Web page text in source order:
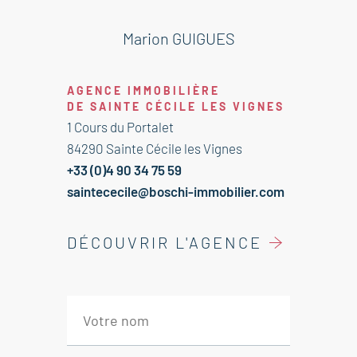
Salon 22 m²
--- Appartement indépendant
Hall 6 m²
Cuisine avec salle à manger 24 m²
Chambre avec douche et WC 25 m²
Chambre 26 m²
m²
63 m²
Chambre 22 m²
Marion GUIGUES
AGENCE IMMOBILIÈRE
DE SAINTE CÉCILE LES VIGNES
1 Cours du Portalet
84290 Sainte Cécile les Vignes
+33 (0)4 90 34 75 59
saintececile@boschi-immobilier.com
DÉCOUVRIR L'AGENCE